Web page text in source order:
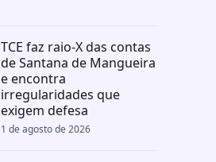
TCE faz raio-X das contas
de Santana de Mangueira
e encontra
irregularidades que
exigem defesa
1 de agosto de 2026